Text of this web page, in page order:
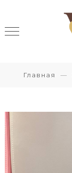
Главная